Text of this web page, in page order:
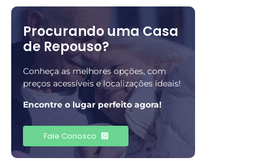
Procurando uma Casa
de Repouso?
Conheça as melhores opções, com
preços acessíveis e localizações ideais!
Encontre o lugar perfeito agora!
Fale Conosco